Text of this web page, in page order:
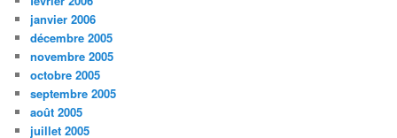
janvier 2006
décembre 2005
novembre 2005
octobre 2005
septembre 2005
août 2005
juillet 2005